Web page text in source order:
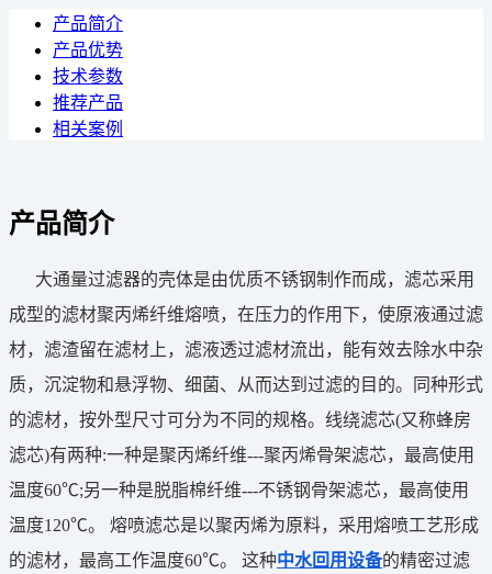
产品简介
产品优势
技术参数
推荐产品
相关案例
产品简介
大通量过滤器的壳体是由优质不锈钢制作而成，滤芯采用
成型的滤材聚丙烯纤维熔喷，在压力的作用下，使原液通过滤
材，滤渣留在滤材上，滤液透过滤材流出，能有效去除水中杂
质，沉淀物和悬浮物、细菌、从而达到过滤的目的。同种形式
的滤材，按外型尺寸可分为不同的规格。线绕滤芯(又称蜂房
滤芯)有两种:一种是聚丙烯纤维---聚丙烯骨架滤芯，最高使用
温度60℃;另一种是脱脂棉纤维---不锈钢骨架滤芯，最高使用
温度120℃。 熔喷滤芯是以聚丙烯为原料，采用熔喷工艺形成
的滤材，最高工作温度60℃。 这种中水回用设备的精密过滤